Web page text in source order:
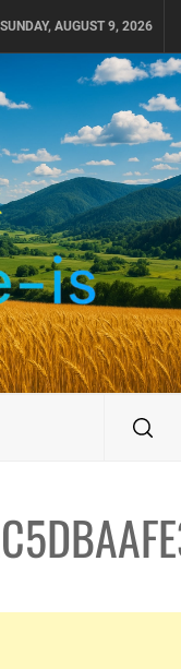
SUNDAY, AUGUST 9, 2026